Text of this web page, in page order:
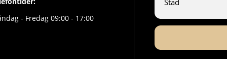
- Fredag 09:00 - 17:00